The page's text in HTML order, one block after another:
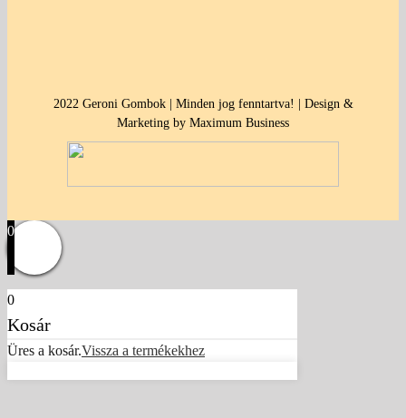
2022 Geroni Gombok | Minden jog fenntartva! | Design &
Marketing by Maximum Business
0
0
Kosár
Üres a kosár.Vissza a termékekhez